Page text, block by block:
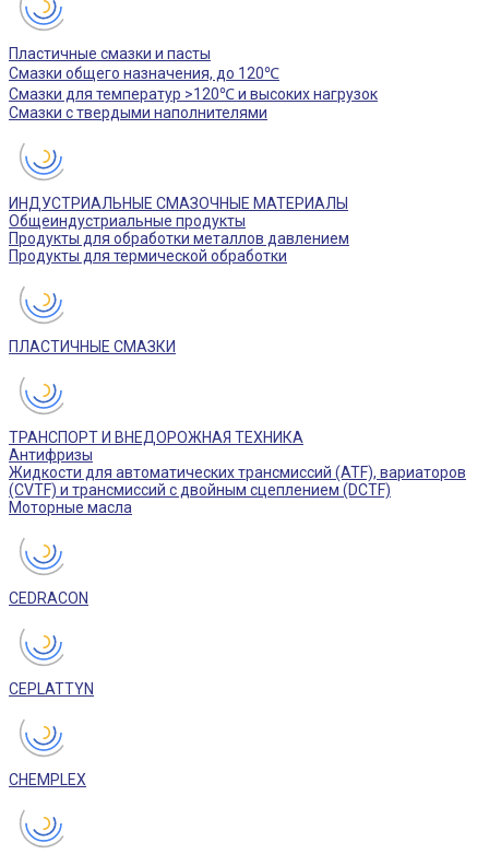
Пластичные смазки и пасты
Смазки общего назначения, до 120℃
Смазки для температур >120℃ и высоких нагрузок
Смазки с твердыми наполнителями
ИНДУСТРИАЛЬНЫЕ СМАЗОЧНЫЕ МАТЕРИАЛЫ
Общеиндустриальные продукты
Продукты для обработки металлов давлением
Продукты для термической обработки
ПЛАСТИЧНЫЕ СМАЗКИ
ТРАНСПОРТ И ВНЕДОРОЖНАЯ ТЕХНИКА
Антифризы
Жидкости для автоматических трансмиссий (ATF), вариаторов
(CVTF) и трансмиссий с двойным сцеплением (DCTF)
Моторные масла
CEDRACON
CEPLATTYN
CHEMPLEX